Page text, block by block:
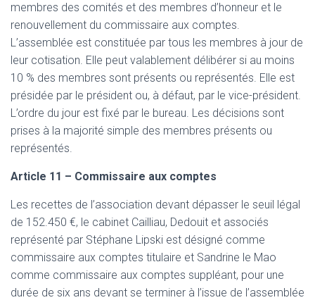
membres des comités et des membres d’honneur et le
renouvellement du commissaire aux comptes.
L’assemblée est constituée par tous les membres à jour de
leur cotisation. Elle peut valablement délibérer si au moins
10 % des membres sont présents ou représentés. Elle est
présidée par le président ou, à défaut, par le vice-président.
L’ordre du jour est fixé par le bureau. Les décisions sont
prises à la majorité simple des membres présents ou
représentés.
Article 11 – Commissaire aux comptes
Les recettes de l’association devant dépasser le seuil légal
de 152.450 €, le cabinet Cailliau, Dedouit et associés
représenté par Stéphane Lipski est désigné comme
commissaire aux comptes titulaire et Sandrine le Mao
comme commissaire aux comptes suppléant, pour une
durée de six ans devant se terminer à l’issue de l’assemblée